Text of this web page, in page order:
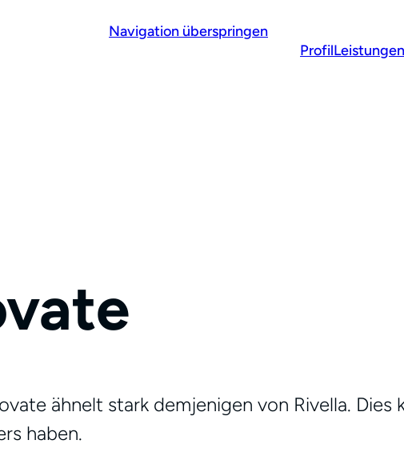
Navigation überspringen
ProfilLeistungen
ähnelt stark demjenigen von Rivella. Dies
haben.